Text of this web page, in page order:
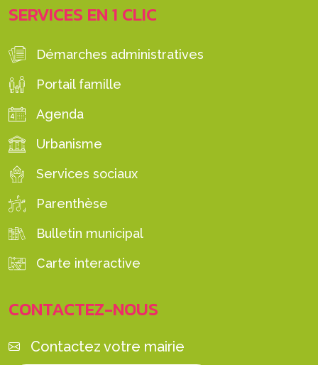
SERVICES EN 1 CLIC
Démarches administratives
Portail famille
Agenda
Urbanisme
Services sociaux
Parenthèse
Bulletin municipal
Carte interactive
CONTACTEZ-NOUS
Contactez votre mairie